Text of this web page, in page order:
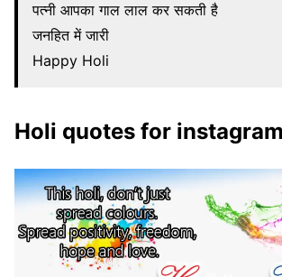
पत्नी आपका गाल लाल कर सकती है
जनहित में जारी
Happy Holi
Holi quotes for instagram